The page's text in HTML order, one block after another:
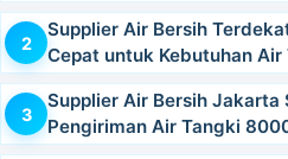
Supplier Air Bersih
Cepat untuk Kebutuhan Air
Supplier Air Bersih Jakarta
Pengiriman Air Tangki